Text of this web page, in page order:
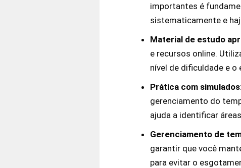
importantes é
sistematicamente e
Material de estudo
e recursos online.
nível de dificuldade e
Prática com simulados
gerenciamento do
ajuda a identificar
Gerenciamento de
garantir que você
para evitar o